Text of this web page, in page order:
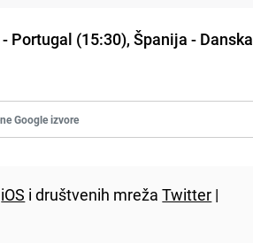
Portugal (15:30), Španija - Danska
Google izvore
iOS i društvenih mrežaTwitter |